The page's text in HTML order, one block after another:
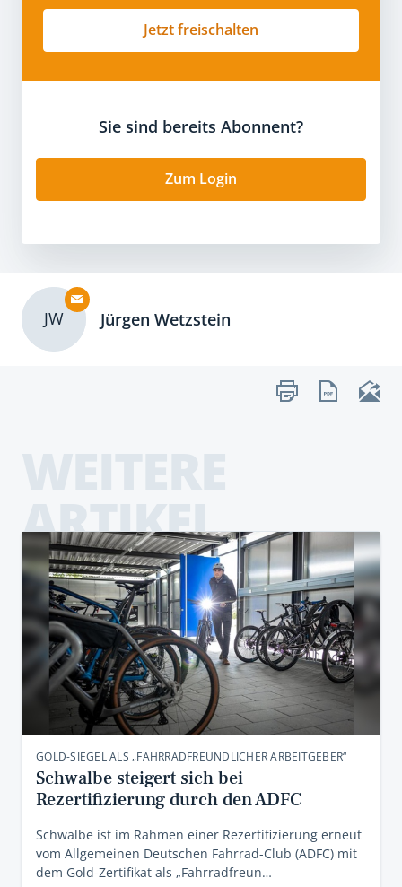
Jetzt freischalten
Sie sind bereits Abonnent?
Zum Login
JW Jürgen Wetzstein
ARTIKEL
GOLD-SIEGEL ALS „FAHRRADFREUNDLICHER ARBEITGEBER“
Schwalbe steigert sich bei
Rezertifizierung durch den ADFC
Schwalbe ist im Rahmen einer Rezertifizierung erneut
vom Allgemeinen Deutschen Fahrrad-Club (ADFC) mit
dem Gold-Zertifikat als „Fahrradfreun…